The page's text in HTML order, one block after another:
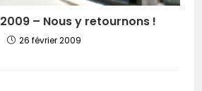
– Nous y retournons !
26 février 2009